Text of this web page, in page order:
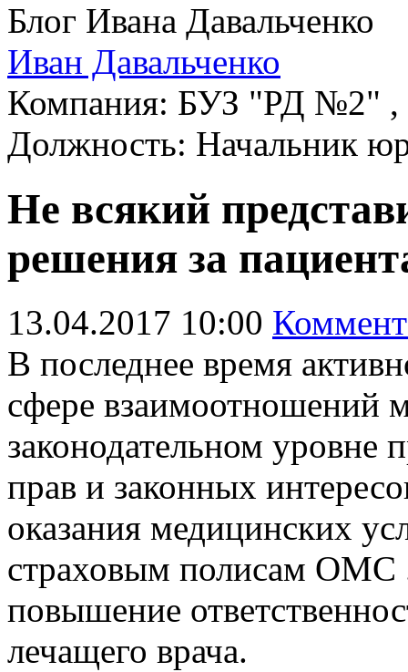
Блог Ивана Давальченко
Иван Давальченко
Компания: БУЗ "РД №2" ,
Должность: Начальник
Не всякий
решения за
13.04.2017 10:00
В последнее время
сфере взаимоотношений
законодательном
прав и законных
оказания медицинских
страховым полисам ОМС
повышение
лечащего врача.